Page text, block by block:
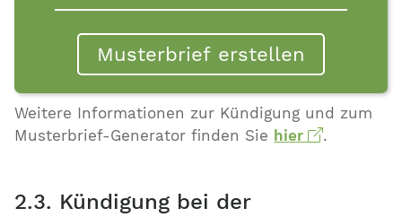
Musterbrief erstellen
Weitere Informationen zur Kündigung und zum
Musterbrief-Generator finden Sie hier .
2.3. Kündigung bei der